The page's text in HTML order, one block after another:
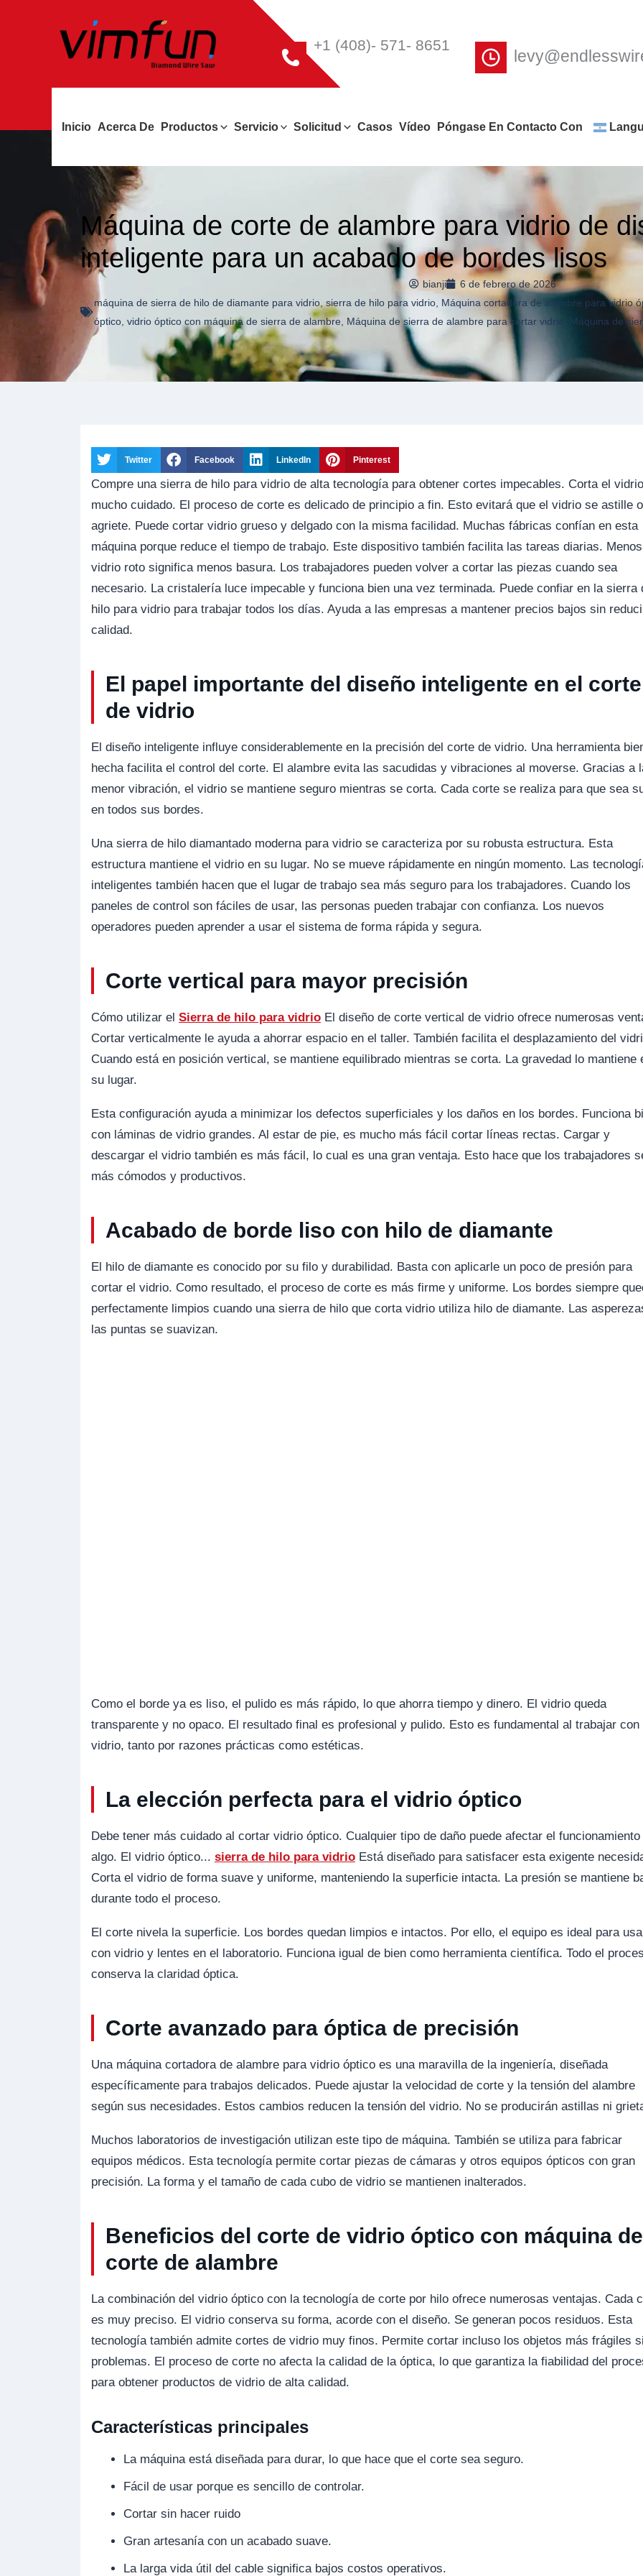
+1 (408)- 571- 8651
Inicio Acerca De Productos Servicio Solicitud Casos Vídeo Póngase En Contacto Con
Máquina de corte de alambre para vidrio de
inteligente para un acabado de bordes lisos
bianji
6 de febrero de 2026
máquina de sierra de hilo de diamante para vidrio,sierra de hilo para vidrio Máquina cortadora de alambre para vidrio
óptico vidrio óptico con máquina de sierra de alambre Máquina de sierra de alambre para cortar vidrio Máquina de
Twitter Facebook LinkedIn Pinterest
Compre una sierra de hilo para vidrio de alta tecnología para obtener cortes impecables. Corta el
mucho cuidado. El proceso de corte es delicado de principio a fin. Esto evitará que el vidrio se astille
agriete. Puede cortar vidrio grueso y delgado con la misma facilidad. Muchas fábricas confían en esta
máquina porque reduce el tiempo de trabajo. Este dispositivo también facilita las tareas diarias. Menos
vidrio roto significa menos basura. Los trabajadores pueden volver a cortar las piezas cuando sea
necesario. La cristalería luce impecable y funciona bien una vez terminada. Puede confiar en la sierra
hilo para vidrio para trabajar todos los días. Ayuda a las empresas a mantener precios bajos sin
calidad.
El papel importante del diseño inteligente en el corte
de vidrio
El diseño inteligente influye considerablemente en la precisión del corte de vidrio. Una herramienta
hecha facilita el control del corte. El alambre evita las sacudidas y vibraciones al moverse. Gracias a
menor vibración, el vidrio se mantiene seguro mientras se corta. Cada corte se realiza para que sea
en todos sus bordes.
Una sierra de hilo diamantado moderna para vidrio se caracteriza por su robusta estructura. Esta
estructura mantiene el vidrio en su lugar. No se mueve rápidamente en ningún momento. Las
inteligentes también hacen que el lugar de trabajo sea más seguro para los trabajadores. Cuando los
paneles de control son fáciles de usar, las personas pueden trabajar con confianza. Los nuevos
operadores pueden aprender a usar el sistema de forma rápida y segura.
Corte vertical para mayor precisión
Cómo utilizar el Sierra de hilo para vidrio El diseño de corte vertical de vidrio ofrece numerosas
Cortar verticalmente le ayuda a ahorrar espacio en el taller. También facilita el desplazamiento del
Cuando está en posición vertical, se mantiene equilibrado mientras se corta. La gravedad lo mantiene
su lugar.
Esta configuración ayuda a minimizar los defectos superficiales y los daños en los bordes. Funciona
con láminas de vidrio grandes. Al estar de pie, es mucho más fácil cortar líneas rectas. Cargar y
descargar el vidrio también es más fácil, lo cual es una gran ventaja. Esto hace que los trabajadores
más cómodos y productivos.
Acabado de borde liso con hilo de diamante
El hilo de diamante es conocido por su filo y durabilidad. Basta con aplicarle un poco de presión para
cortar el vidrio. Como resultado, el proceso de corte es más firme y uniforme. Los bordes siempre
perfectamente limpios cuando una sierra de hilo que corta vidrio utiliza hilo de diamante. Las
las puntas se suavizan.
Como el borde ya es liso, el pulido es más rápido, lo que ahorra tiempo y dinero. El vidrio queda
transparente y no opaco. El resultado final es profesional y pulido. Esto es fundamental al trabajar con
vidrio, tanto por razones prácticas como estéticas.
La elección perfecta para el vidrio óptico
Debe tener más cuidado al cortar vidrio óptico. Cualquier tipo de daño puede afectar el funcionamiento
algo. El vidrio óptico... sierra de hilo para vidrio Está diseñado para satisfacer esta exigente
Corta el vidrio de forma suave y uniforme, manteniendo la superficie intacta. La presión se mantiene
durante todo el proceso.
El corte nivela la superficie. Los bordes quedan limpios e intactos. Por ello, el equipo es ideal para
con vidrio y lentes en el laboratorio. Funciona igual de bien como herramienta científica. Todo el
conserva la claridad óptica.
Corte avanzado para óptica de precisión
Una máquina cortadora de alambre para vidrio óptico es una maravilla de la ingeniería, diseñada
específicamente para trabajos delicados. Puede ajustar la velocidad de corte y la tensión del alambre
según sus necesidades. Estos cambios reducen la tensión del vidrio. No se producirán astillas ni
Muchos laboratorios de investigación utilizan este tipo de máquina. También se utiliza para fabricar
equipos médicos. Esta tecnología permite cortar piezas de cámaras y otros equipos ópticos con gran
precisión. La forma y el tamaño de cada cubo de vidrio se mantienen inalterados.
Beneficios del corte de vidrio óptico con máquina de
corte de alambre
La combinación del vidrio óptico con la tecnología de corte por hilo ofrece numerosas ventajas. Cada
es muy preciso. El vidrio conserva su forma, acorde con el diseño. Se generan pocos residuos. Esta
tecnología también admite cortes de vidrio muy finos. Permite cortar incluso los objetos más frágiles
problemas. El proceso de corte no afecta la calidad de la óptica, lo que garantiza la fiabilidad del
para obtener productos de vidrio de alta calidad.
Características principales
La máquina está diseñada para durar, lo que hace que el corte sea seguro.
Fácil de usar porque es sencillo de controlar.
Cortar sin hacer ruido
Gran artesanía con un acabado suave.
La larga vida útil del cable significa bajos costos operativos.